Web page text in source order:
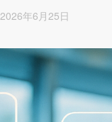
2026年6月25日